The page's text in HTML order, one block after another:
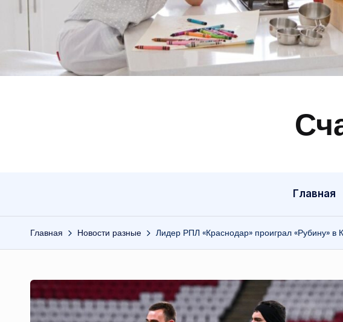
Главная
Главная Новости разные Лидер РПЛ «Краснодар» проиграл «Рубину» в